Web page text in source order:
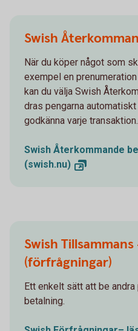
Swish
När du köper något som
exempel en
kan du välja Swish
dras pengarna
godkänna varje transaktion.
Swish Återkommande
(swish.nu)
Swish Tillsammans
(förfrågningar)
Ett enkelt sätt att be
betalning.